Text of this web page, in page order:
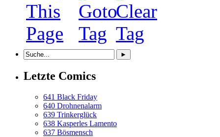
Letzte Comics
641 Black Friday
640 Drohnenalarm
639 Trinkerglück
638 Kasperles Lamento
637 Bösmensch